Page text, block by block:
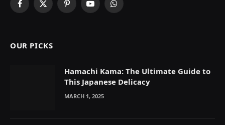
Facebook
X
PinterestYouTubeWhatsApp
OUR PICKS
Hamachi Kama: The Ultimate Guide to
This Japanese Delicacy
MARCH 1, 2025